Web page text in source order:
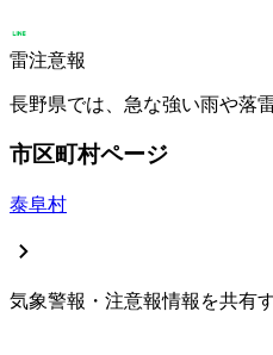
雷注意報
長野県では、急な強い雨や落
市区町村ページ
泰阜村
気象警報・注意報情報を共有